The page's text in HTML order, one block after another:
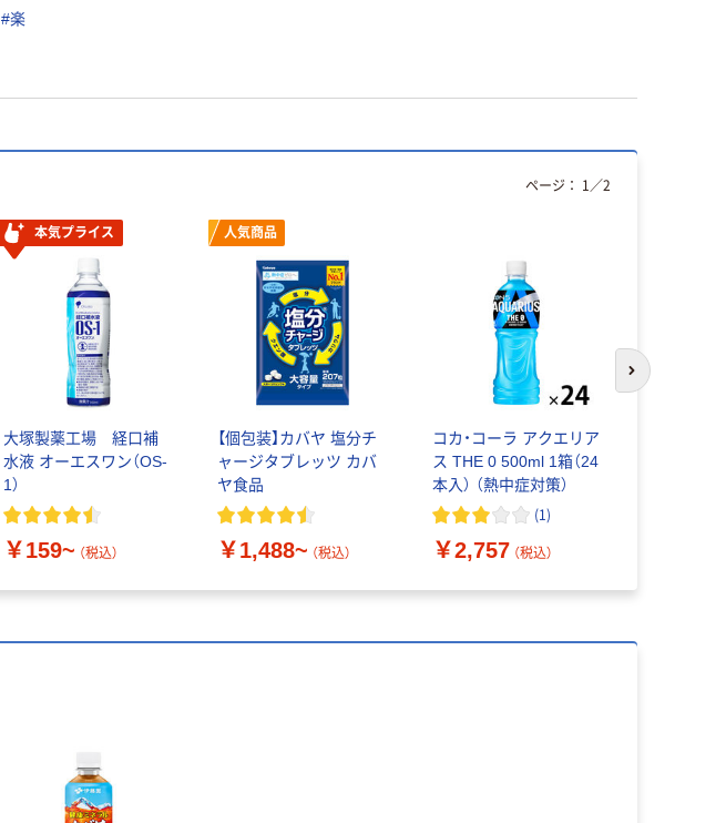
#楽
本気プライス
大塚製薬工場 経口補
水液 オーエスワン（OS-
1）
￥159~ （税込）
人気商品
【個包装】カバヤ 塩分チ
ャージタブレッツ カバ
ヤ食品
￥1,488~ （税込）
コカ・コーラ アクエリア
ス THE 0 500ml 1箱（24
本入） （熱中症対策）
(1)
￥2,757 （税込）
ページ： 1 ／2
次のスライド